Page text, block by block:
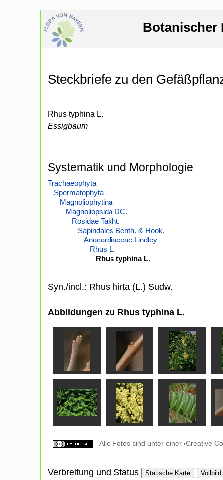
Botanischer
Steckbriefe zu den
Rhus typhina L.
Essigbaum
Systematik und Morphologie
Trachaeophyta
Spermatophyta
Magnoliophytina
Magnoliopsida DC.
Rosidae Takht.
Sapindales Benth. & Hook.
Anacardiaceae Lindley
Rhus L.
Rhus typhina L.
Syn./incl.: Rhus hirta (L.) Sudw.
Abbildungen zu Rhus typhina L.
Alle Fotos sind unter einer Creative
Verbreitung und Status Statische Karte Vollbild